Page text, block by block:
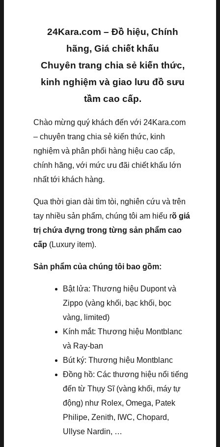
24Kara.com – Đồ hiệu, Chính
hãng, Giá chiết khấu
Chuyên trang chia sẻ kiến thức,
kinh nghiệm và giao lưu đồ sưu
tầm cao cấp.
Chào mừng quý khách đến với 24Kara.com
– chuyên trang chia sẻ kiến thức, kinh
nghiệm và phân phối hàng hiệu cao cấp,
chính hãng, với mức ưu đãi chiết khấu lớn
nhất tới khách hàng.
Qua thời gian dài tìm tòi, nghiên cứu và trên
tay nhiều sản phẩm, chúng tôi am hiểu rõ giá
trị chứa đựng trong từng sản phẩm cao
cấp (Luxury item).
Sản phẩm của chúng tôi bao gồm:
Bật lửa: Thương hiệu Dupont và
Zippo (vàng khối, bạc khối, bọc
vàng, limited)
Kính mắt: Thương hiệu Montblanc
và Ray-ban
Bút ký: Thương hiệu Montblanc
Đồng hồ: Các thương hiệu nổi tiếng
đến từ Thụy Sĩ (vàng khối, máy tự
động) như Rolex, Omega, Patek
Philipe, Zenith, IWC, Chopard,
Ullyse Nardin, …